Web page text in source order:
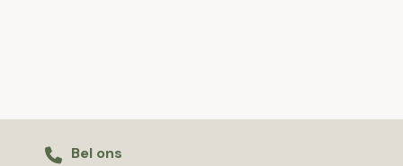
Bel ons